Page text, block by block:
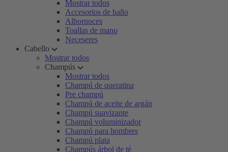
Mostrar todos
Accesorios de baño
Albornoces
Toallas de mano
Neceseres
Cabello
Mostrar todos
Champús
Mostrar todos
Champú de queratina
Pre champú
Champú de aceite de argán
Champú suavizante
Champú voluminizador
Champú para hombres
Champú plata
Champús árbol de té